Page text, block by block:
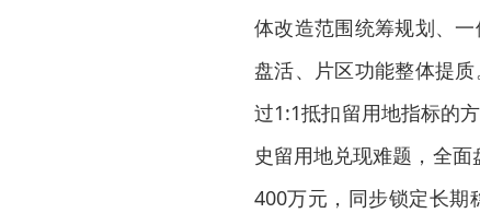
体改造范围统筹规划、
盘活、片区功能整体提
过1:1抵扣留用地指标的
史留用地兑现难题，全
400万元，同步锁定长期